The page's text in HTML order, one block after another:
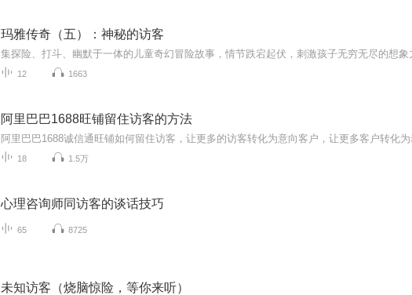
玛雅传奇（五）：神秘的访客
12 1663
阿里巴巴1688旺铺留住访客的方法
18 1.5万
心理咨询师同访客的谈话技巧
65 8725
未知访客（烧脑惊险，等你来听）